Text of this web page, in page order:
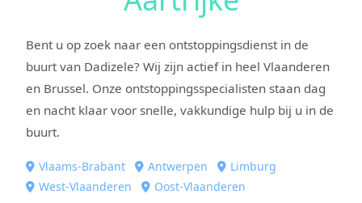
Bent u op zoek naar een ontstoppingsdienst in de
buurt van Dadizele? Wij zijn actief in heel Vlaanderen
en Brussel. Onze ontstoppingsspecialisten staan dag
en nacht klaar voor snelle, vakkundige hulp bij u in de
buurt.
Vlaams-Brabant Antwerpen
Limburg
West-Vlaanderen
Oost-Vlaanderen